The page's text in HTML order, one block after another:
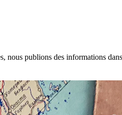
nous publions des informations